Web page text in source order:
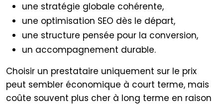
une stratégie globale cohérente,
une optimisation SEO dès le départ,
une structure pensée pour la conversion,
un accompagnement durable.
Choisir un prestataire uniquement sur le prix
peut sembler économique à court terme, mais
coûte souvent plus cher à long terme en raison